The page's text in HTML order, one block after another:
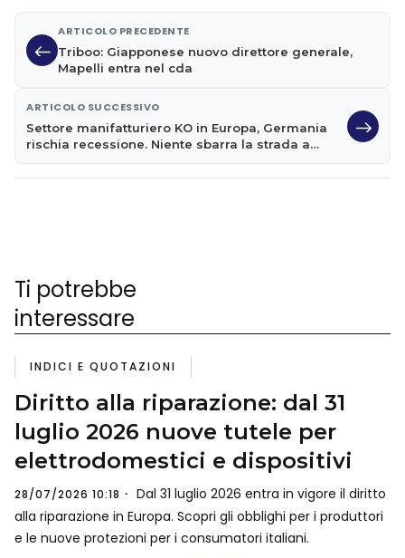
ARTICOLO PRECEDENTE
Triboo: Giapponese nuovo direttore generale,
Mapelli entra nel cda
ARTICOLO SUCCESSIVO
Settore manifatturiero KO in Europa, Germania
rischia recessione. Niente sbarra la strada a
Ti potrebbe
interessare
INDICI E QUOTAZIONI
Diritto alla riparazione: dal 31
luglio 2026 nuove tutele per
elettrodomestici e dispositivi
28/07/2026 10:18
Dal 31 luglio 2026 entra in vigore il diritto
alla riparazione in Europa. Scopri gli obblighi per i produttori
e le nuove protezioni per i consumatori italiani.